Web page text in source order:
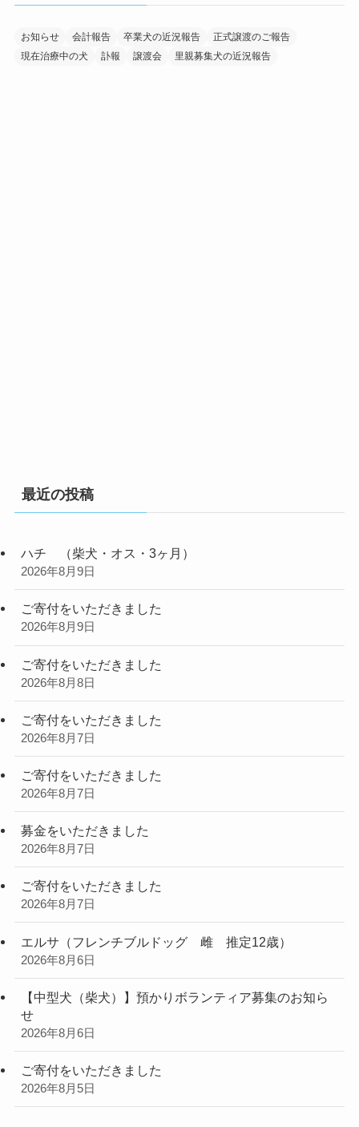
お知らせ 会計報告 卒業犬の近況報告
正式譲渡のご報告
現在治療中の犬
訃報 譲渡会 里親募集犬の近況報告
最近の投稿
ハチ （柴犬・オス・3ヶ月）
2026年8月9日
ご寄付をいただきました
2026年8月9日
ご寄付をいただきました
2026年8月8日
ご寄付をいただきました
2026年8月7日
ご寄付をいただきました
2026年8月7日
募金をいただきました
2026年8月7日
ご寄付をいただきました
2026年8月7日
エルサ（フレンチブルドッグ 雌 推定12歳）
2026年8月6日
【中型犬（柴犬）】預かりボランティア募集のお知ら
せ
2026年8月6日
ご寄付をいただきました
2026年8月5日